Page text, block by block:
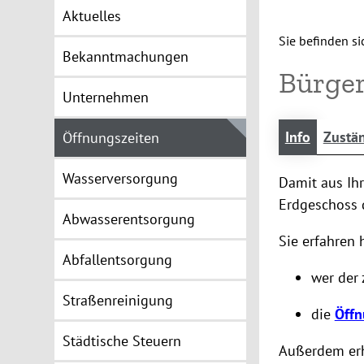
Aktuelles
Bekanntmachungen
Unternehmen
Öffnungszeiten
Wasserversorgung
Abwasserentsorgung
Abfallentsorgung
Straßenreinigung
Städtische Steuern
Sie befinden
Info
Damit aus
Sie erfahren
wer der
die
Außerdem